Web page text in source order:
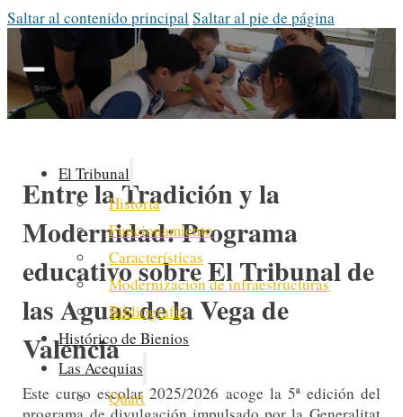
Saltar al contenido principalSaltar al pie de página
El Tribunal
Historia
Funcionamiento
Características
Modernización de infraestructuras
Bibliografía
Histórico de Bienios
Las Acequias
Quart
EL TRIBUNAL VA A TU COLE
Entre la Tradición y la
Modernidad: Programa
educativo sobre El Tribunal de
las Aguas de la Vega de
Valencia
Este curso escolar 2025/2026 acoge la 5ª edición del